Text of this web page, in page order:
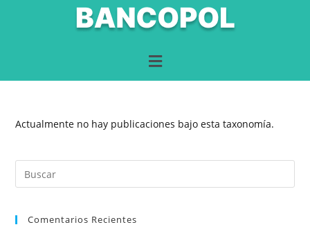
Actualmente no hay publicaciones bajo esta taxonomía.
Comentarios Recientes